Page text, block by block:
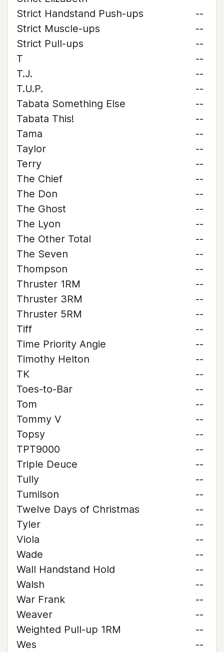
Strict Handstand Push-ups
--
Strict Muscle-ups
--
Strict Pull-ups
--
T
--
T.J.
--
T.U.P.
--
Tabata Something Else
--
Tabata This!
--
Tama
--
Taylor
--
Terry
--
The Chief
--
The Don
--
The Ghost
--
The Lyon
--
The Other Total
--
The Seven
--
Thompson
--
Thruster 1RM
--
Thruster 3RM
--
Thruster 5RM
--
Tiff
--
Time Priority Angie
--
Timothy Helton
--
TK
--
Toes-to-Bar
--
Tom
--
Tommy V
--
Topsy
--
TPT9000
--
Triple Deuce
--
Tully
--
Tumilson
--
Twelve Days of Christmas
--
Tyler
--
Viola
--
Wade
--
Wall Handstand Hold
--
Walsh
--
War Frank
--
Weaver
--
Weighted Pull-up 1RM
--
Wes
--